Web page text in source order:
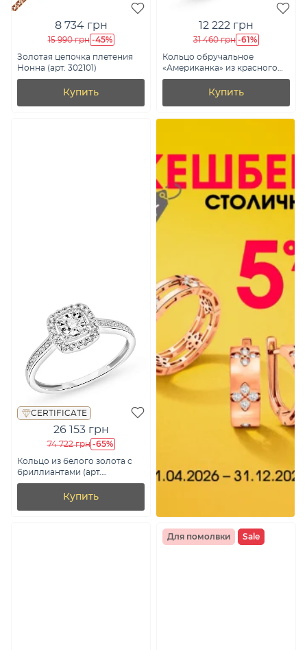
8 734 грн
15 990 грн -45%
Золотая цепочка плетения
Нонна (арт. 302101)
Купить
12 222 грн
31 460 грн -61%
Кольцо обручальное
«Американка» из красного
золота (арт. 238039)
Купить
CERTIFICATE
26 153 грн
74 722 грн -65%
Кольцо из белого золота с
бриллиантами (арт.
К011234020б)
Купить
Для помолвки Sale